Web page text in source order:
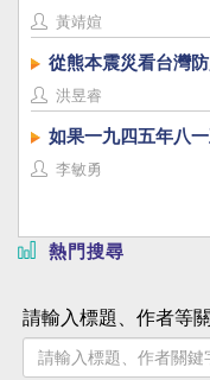
黃靖媗
從熊本震災看台灣
洪昱睿
如果一九四五年八
李敏勇
熱門搜尋
請輸入標題、作者等